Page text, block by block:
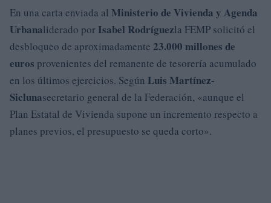
En una carta enviada al Ministerio de Vivienda y Agenda
Urbanaliderado por Isabel Rodríguezla FEMP solicitó el
desbloqueo de aproximadamente 23.000 millones de
euros provenientes del remanente de tesorería acumulado
en los últimos ejercicios. Según Luis Martínez-
Siclunasecretario general de la Federación, «aunque el
Plan Estatal de Vivienda supone un incremento respecto a
planes previos, el presupuesto se queda corto».